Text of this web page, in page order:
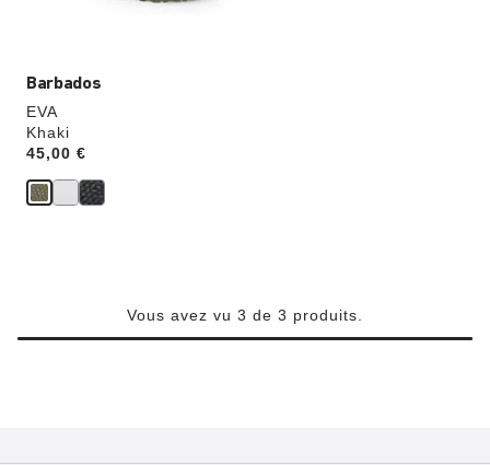
Barbados
EVA
Khaki
Price:
45,00 €
Vous avez vu 3 de 3 produits.